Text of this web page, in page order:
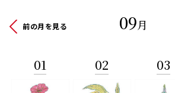
前の月を見る 09月
01 02 03